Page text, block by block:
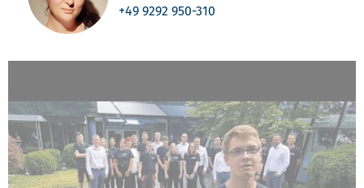
+49 9292 950-310